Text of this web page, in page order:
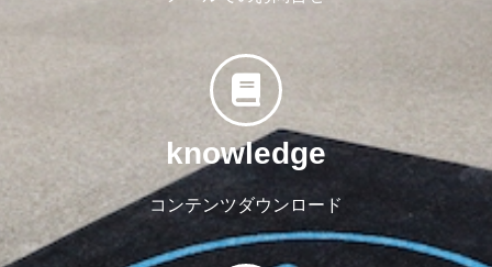
knowledge
コンテンツダウンロード